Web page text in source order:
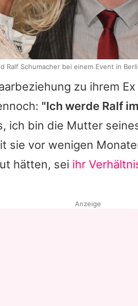
zu ihrem
"Ich werde Ralf
ich bin die Mutter
sie vor wenigen
hätten, sei ihr
Ralf Schumacher bei einem Event in
Anzeige